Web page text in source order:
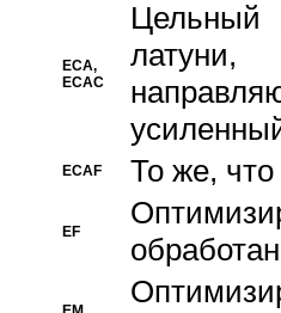
ECA,
ECAC
Цельный
ECAF То же,
EF